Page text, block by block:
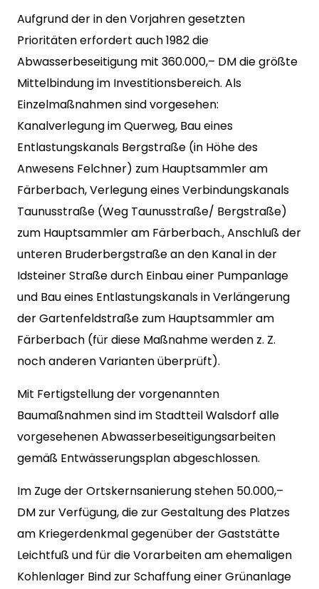
Aufgrund der in den Vorjahren gesetzten
Prioritäten erfordert auch 1982 die
Abwasserbeseitigung mit 360.000,– DM die größte
Mittelbindung im Investitionsbereich. Als
Einzelmaßnahmen sind vorgesehen:
Kanalverlegung im Querweg, Bau eines
Entlastungskanals Bergstraße (in Höhe des
Anwesens Felchner) zum Hauptsammler am
Färberbach, Verlegung eines Verbindungskanals
Taunusstraße (Weg Taunusstraße/ Bergstraße)
zum Hauptsammler am Färberbach., Anschluß der
unteren Bruderbergstraße an den Kanal in der
Idsteiner Straße durch Einbau einer Pumpanlage
und Bau eines Entlastungskanals in Verlängerung
der Gartenfeldstraße zum Hauptsammler am
Färberbach (für diese Maßnahme werden z. Z.
noch anderen Varianten überprüft).
Mit Fertigstellung der vorgenannten
Baumaßnahmen sind im Stadtteil Walsdorf alle
vorgesehenen Abwasserbeseitigungsarbeiten
gemäß Entwässerungsplan abgeschlossen.
Im Zuge der Ortskernsanierung stehen 50.000,–
DM zur Verfügung, die zur Gestaltung des Platzes
am Kriegerdenkmal gegenüber der Gaststätte
Leichtfuß und für die Vorarbeiten am ehemaligen
Kohlenlager Bind zur Schaffung einer Grünanlage